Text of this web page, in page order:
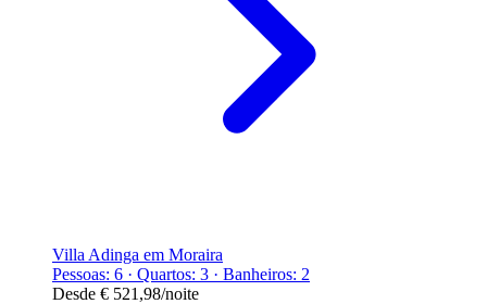
Villa Adinga em Moraira
Pessoas: 6 · Quartos: 3 · Banheiros: 2
Desde € 521,98/noite